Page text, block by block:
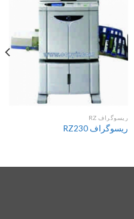
ریسوگراف RZ
ریسوگراف RZ230